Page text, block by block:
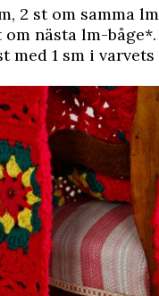
2 st om samma
om nästa lm-­
med 1 sm i